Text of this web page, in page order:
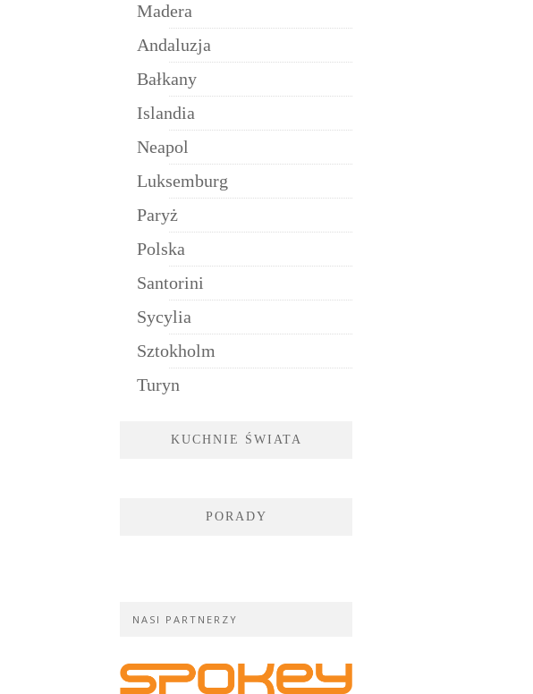
Madera
Andaluzja
Bałkany
Islandia
Neapol
Luksemburg
Paryż
Polska
Santorini
Sycylia
Sztokholm
Turyn
KUCHNIE ŚWIATA
PORADY
NASI PARTNERZY